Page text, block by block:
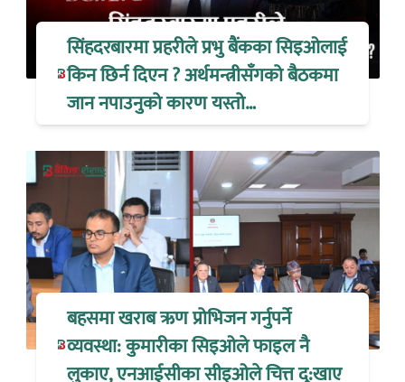
सिंहदरबारमा प्रहरीले प्रभु बैंकका सिइओलाई
किन छिर्न दिएन ? अर्थमन्त्रीसँगको बैठकमा
जान नपाउनुको कारण यस्तो…
बहसमा खराब ऋण प्रोभिजन गर्नुपर्ने
व्यवस्था: कुमारीका सिइओले फाइल नै
लुकाए, एनआईसीका सीइओले चित्त दु:खाए